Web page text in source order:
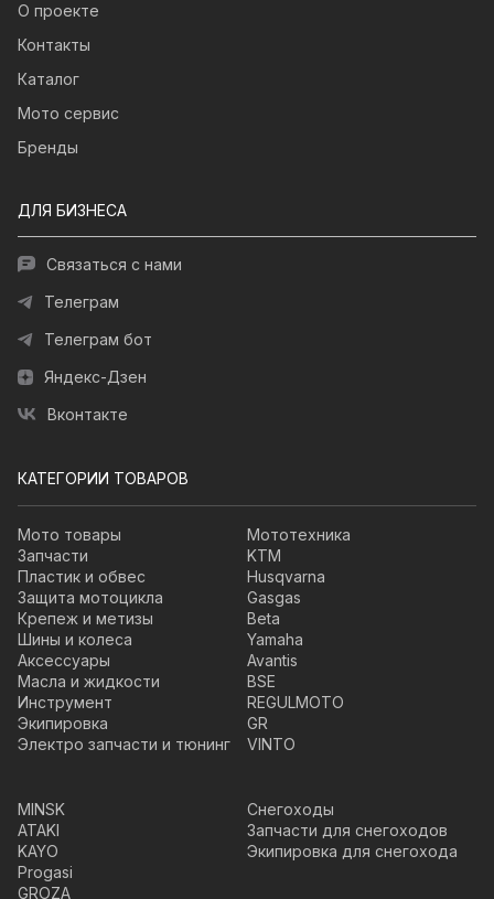
О проекте
Контакты
Каталог
Мото сервис
Бренды
ДЛЯ БИЗНЕСА
Связаться с нами
Телеграм
Телеграм бот
Яндекс-Дзен
Вконтакте
КАТЕГОРИИ ТОВАРОВ
Мото товары
Запчасти
Пластик и обвес
Защита мотоцикла
Крепеж и метизы
Шины и колеса
Аксессуары
Масла и жидкости
Инструмент
Экипировка
Электро запчасти и тюнинг
Мототехника
KTM
Husqvarna
Gasgas
Beta
Yamaha
Avantis
BSE
REGULMOTO
GR
VINTO
MINSK
ATAKI
KAYO
Progasi
GROZA
Снегоходы
Запчасти для снегоходов
Экипировка для снегохода